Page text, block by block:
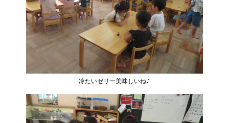
冷たいゼリー美味しいね♪